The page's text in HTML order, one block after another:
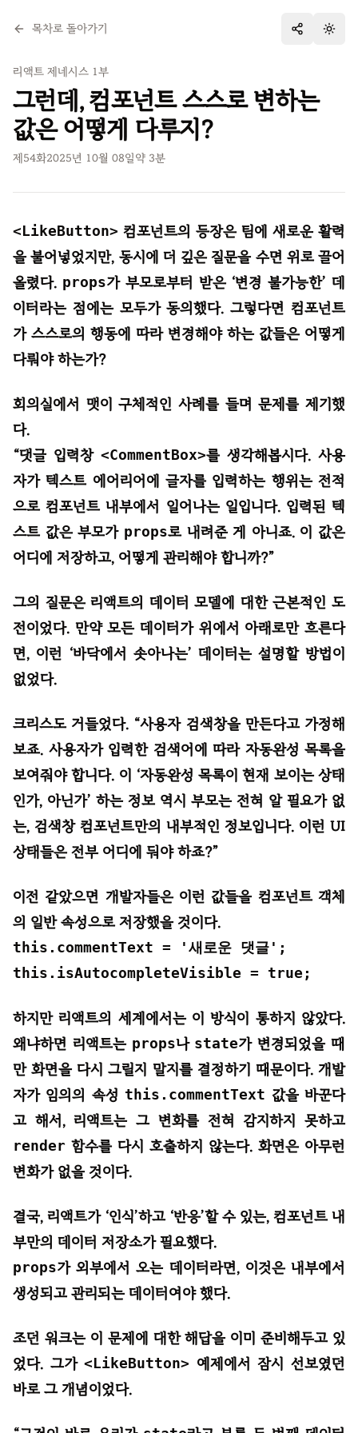
목차로 돌아가기 테마
리액트 제네시스 1부
그런데, 컴포넌트 스스로 변하는
값은 어떻게 다루지?
제54화2025년 10월 08일약 3분
<LikeButton> 컴포넌트의 등장은 팀에 새로운 활력
을 불어넣었지만, 동시에 더 깊은 질문을 수면 위로 끌어
올렸다. props가 부모로부터 받은 ‘변경 불가능한’ 데
이터라는 점에는 모두가 동의했다. 그렇다면 컴포넌트
가 스스로의 행동에 따라 변경해야 하는 값들은 어떻게
다뤄야 하는가?
회의실에서 맷이 구체적인 사례를 들며 문제를 제기했
다.
“댓글 입력창 <CommentBox>를 생각해봅시다. 사용
자가 텍스트 에어리어에 글자를 입력하는 행위는 전적
으로 컴포넌트 내부에서 일어나는 일입니다. 입력된 텍
스트 값은 부모가 props로 내려준 게 아니죠. 이 값은
어디에 저장하고, 어떻게 관리해야 합니까?”
그의 질문은 리액트의 데이터 모델에 대한 근본적인 도
전이었다. 만약 모든 데이터가 위에서 아래로만 흐른다
면, 이런 ‘바닥에서 솟아나는’ 데이터는 설명할 방법이
없었다.
크리스도 거들었다. “사용자 검색창을 만든다고 가정해
보죠. 사용자가 입력한 검색어에 따라 자동완성 목록을
보여줘야 합니다. 이 ‘자동완성 목록이 현재 보이는 상태
인가, 아닌가’ 하는 정보 역시 부모는 전혀 알 필요가 없
는, 검색창 컴포넌트만의 내부적인 정보입니다. 이런 UI
상태들은 전부 어디에 둬야 하죠?”
이전 같았으면 개발자들은 이런 값들을 컴포넌트 객체
의 일반 속성으로 저장했을 것이다.
this.commentText = '새로운 댓글';
this.isAutocompleteVisible = true;
하지만 리액트의 세계에서는 이 방식이 통하지 않았다.
왜냐하면 리액트는 props나 state가 변경되었을 때
만 화면을 다시 그릴지 말지를 결정하기 때문이다. 개발
자가 임의의 속성 this.commentText 값을 바꾼다
고 해서, 리액트는 그 변화를 전혀 감지하지 못하고
render 함수를 다시 호출하지 않는다. 화면은 아무런
변화가 없을 것이다.
결국, 리액트가 ‘인식’하고 ‘반응’할 수 있는, 컴포넌트 내
부만의 데이터 저장소가 필요했다.
props가 외부에서 오는 데이터라면, 이것은 내부에서
생성되고 관리되는 데이터여야 했다.
조던 워크는 이 문제에 대한 해답을 이미 준비해두고 있
었다. 그가<LikeButton> 예제에서 잠시 선보였던
바로 그 개념이었다.